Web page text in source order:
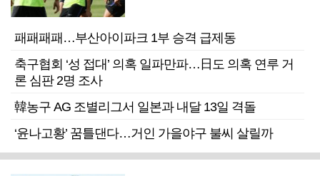
패패패패…부산아이파크 1부 승격 급제동
축구협회 ‘성 접대’ 의혹 일파만파…日도 의혹 연루 거
론 심판 2명 조사
韓농구 AG 조별리그서 일본과 내달 13일 격돌
‘윤나고황’ 꿈틀댄다…거인 가을야구 불씨 살릴까